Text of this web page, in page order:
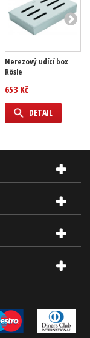
Nerezový udící box
Rösle
653 Kč
DETAIL